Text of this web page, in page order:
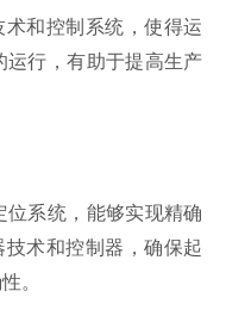
和控制系统，使得运
行，有助于提高生产
系统，能够实现精确
术和控制器，确保起
。